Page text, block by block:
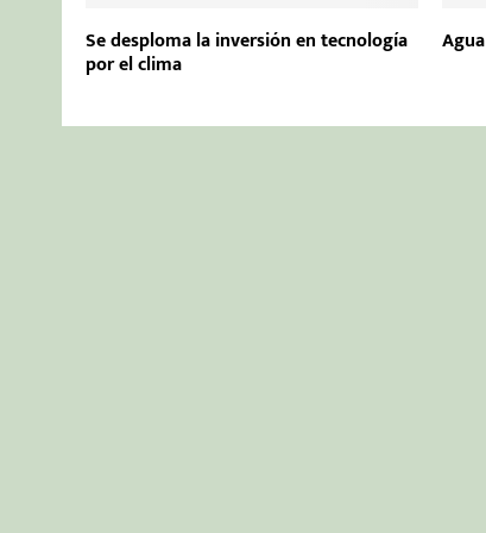
Se desploma la inversión en tecnología
por el clima